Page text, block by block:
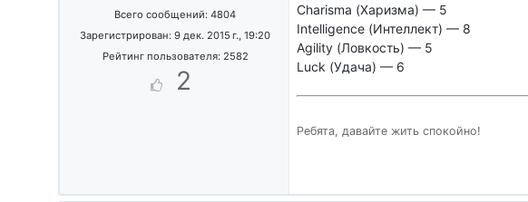
Всего сообщений: 4804
Зарегистрирован: 9 дек. 2015 г., 19:20
Рейтинг пользователя: 2582
2
Charisma (Харизма) — 5
Intelligence (Интеллект) — 8
Agility (Ловкость) — 5
Luck (Удача) — 6
Ребята, давайте жить спокойно!